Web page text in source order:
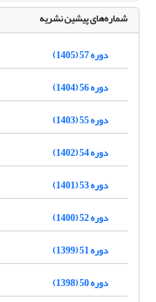
شماره‌های پیشین نشریه
دوره 57 (1405)
دوره 56 (1404)
دوره 55 (1403)
دوره 54 (1402)
دوره 53 (1401)
دوره 52 (1400)
دوره 51 (1399)
دوره 50 (1398)